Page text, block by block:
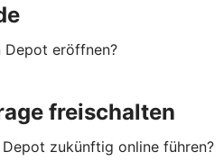
Depot eröffnen?
freischalten
zukünftig online führen?